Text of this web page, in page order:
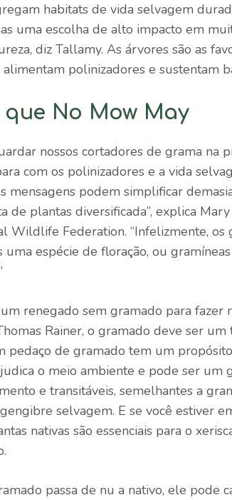
habitats de vida selvagem
uma escolha de alto impacto em
diz Tallamy. As árvores são as
polinizadores e sustentam
No Mow May
nossos cortadores de grama na
com os polinizadores e a vida
mensagens podem simplificar
de plantas diversificada”, explica
Wildlife Federation. “Infelizmente, os
espécie de floração, ou
renegado sem gramado para fazer
Rainer, o gramado deve ser
pedaço de gramado tem um
o meio ambiente e pode ser um
e transitáveis, semelhantes a
selvagem. E se você estiver
nativas são essenciais para o
passa de nu a nativo, ele pode